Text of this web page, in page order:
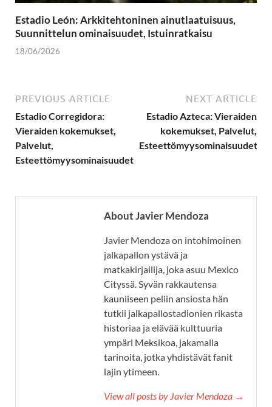
Estadio León: Arkkitehtoninen ainutlaatuisuus,
Suunnittelun ominaisuudet, Istuinratkaisu
18/06/2026
PREVIOUS ARTICLE
Estadio Corregidora:
Vieraiden kokemukset,
Palvelut,
Esteettömyysominaisuudet
NEXT ARTICLE
Estadio Azteca: Vieraiden
kokemukset, Palvelut,
Esteettömyysominaisuudet
About Javier Mendoza
Javier Mendoza on intohimoinen
jalkapallon ystävä ja
matkakirjailija, joka asuu Mexico
Cityssä. Syvän rakkautensa
kauniiseen peliin ansiosta hän
tutkii jalkapallostadionien rikasta
historiaa ja elävää kulttuuria
ympäri Meksikoa, jakamalla
tarinoita, jotka yhdistävät fanit
lajin ytimeen.
View all posts by Javier Mendoza →